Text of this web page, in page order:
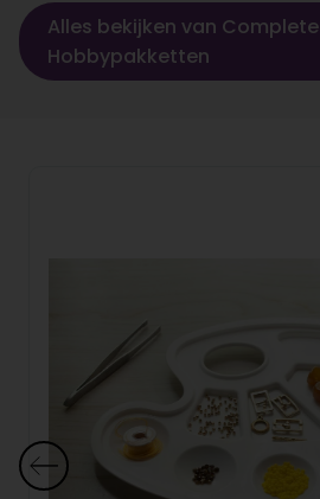
Alles bekijken van Complete
Hobbypakketten